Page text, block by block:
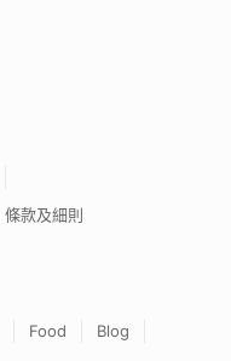
條款及細則
Food
Blog